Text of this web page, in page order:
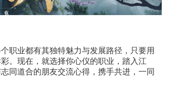
职业都有其独特魅力与发展路径，只要用
。现在，就选择你心仪的职业，踏入江
同道合的朋友交流心得，携手共进，一同